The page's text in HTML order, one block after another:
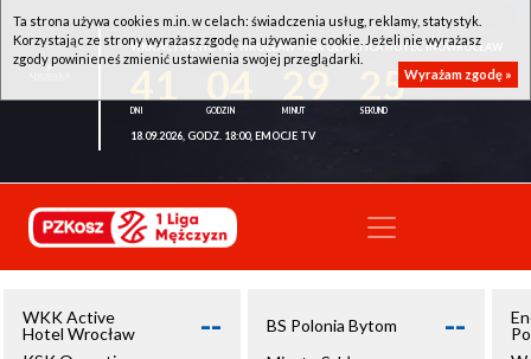
WKK ACTIVE HOTEL WROCŁAW - KSK QEMETICA NOTEĆ INOWROCŁAW
25
18.09.2026, GODZ. 18:00, EMOCJE TV
WKK Active
Hotel Wrocław
-- BS Polonia Bytom --
Ta strona używa cookies m.in. w celach: świadczenia usług, reklamy, statystyk.
Korzystając ze strony wyrażasz zgodę na używanie cookie. Jeżeli nie wyrażasz
zgody powinieneś zmienić ustawienia swojej przeglądarki.
Wyrażam zgodę »